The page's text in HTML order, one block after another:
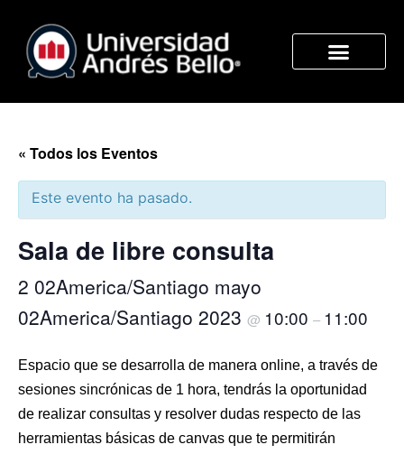
« Todos los Eventos
Este evento ha pasado.
Sala de libre consulta
2 02America/Santiago mayo
02America/Santiago 2023 @ 10:00 – 11:00
Espacio que se desarrolla de manera online, a través de
sesiones sincrónicas de 1 hora, tendrás la oportunidad
de realizar consultas y resolver dudas respecto de las
herramientas básicas de canvas que te permitirán